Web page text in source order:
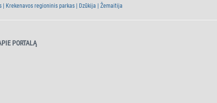
Krekenavos regioninis parkas Dzūkija Žemaitija
PORTALĄ